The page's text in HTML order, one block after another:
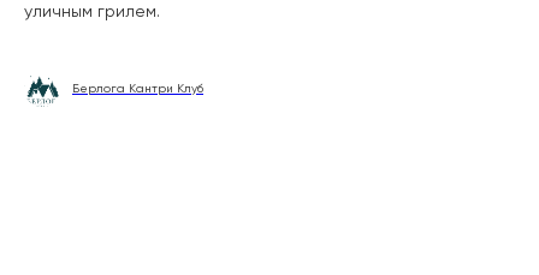
уличным грилем.
Берлога Кантри Клуб